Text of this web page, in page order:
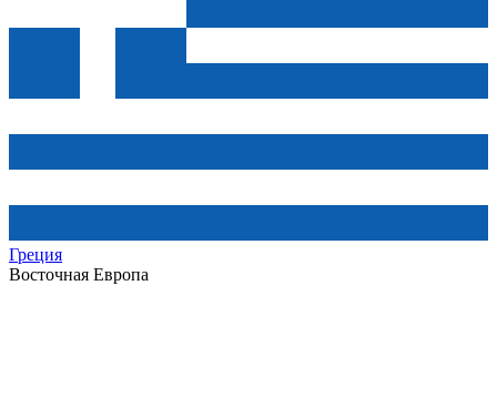
Греция
Восточная Европа